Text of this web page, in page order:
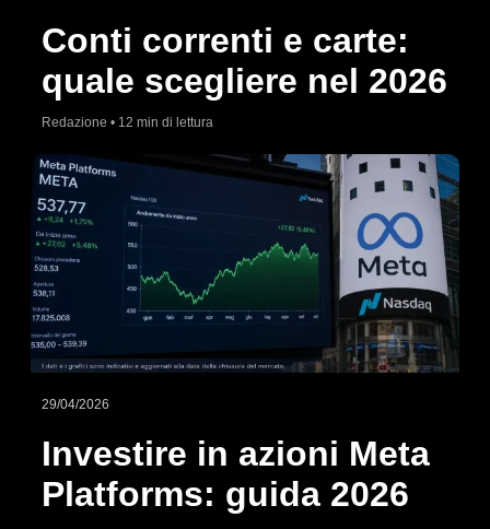
Conti correnti e carte:
quale scegliere nel 2026
Redazione • 12 min di lettura
29/04/2026
Investire in azioni Meta
Platforms: guida 2026